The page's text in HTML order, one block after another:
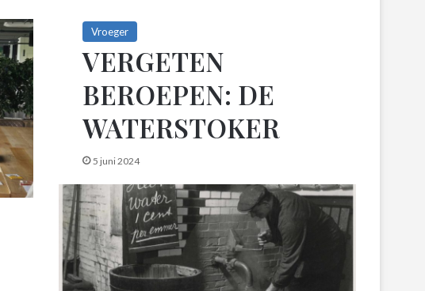
Vroeger
VERGETEN
BEROEPEN: DE
WATERSTOKER
5 juni 2024